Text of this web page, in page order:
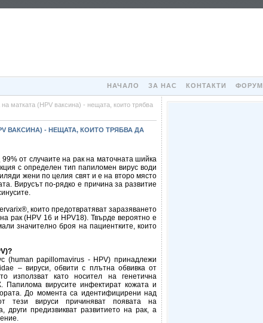
НАЧАЛО ЗА НАС КОНТАКТИ ФОРУМ
матката (HPV ваксина) - нещата, които трябва
ВАКСИНА) - НЕЩАТА, КОИТО ТРЯБВА ДА
от случаите на рак на маточната шийка
с определен тип папиломен вирус води
жени по целия свят и е на второ място
Вирусът по-рядко е причина за развитие
които предотвратяват заразяването
рак (HPV 16 и HPV18). Твърде вероятно е
значително броя на пациентките, които
(human papillomavirus - HPV) принадлежи
– вируси, обвити с плътна обвивка от
използват като носител на генетична
вирусите инфектират кожата и
До момента са идентифицирени над
тези вируси причиняват появата на
други предизвикват развитието на рак, а